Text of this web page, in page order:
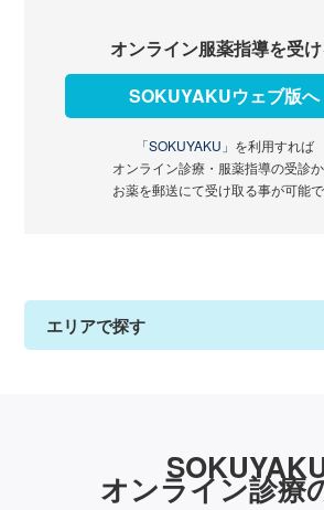
オンライン服薬指導を受
SOKUYAKUウェブ版へ
「SOKUYAKU」 を利用すれば
オンライン診療・服薬指導の受診
お薬を郵送にて受け取る事が可能
エリアで探す
オンライン診療